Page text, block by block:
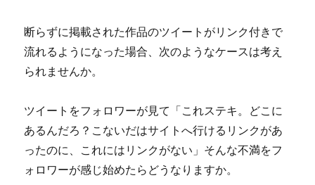
断らずに掲載された作品のツイートがリンク付きで
流れるようになった場合、次のようなケースは考え
られませんか。
ツイートをフォロワーが見て「これステキ。どこに
あるんだろ？こないだはサイトへ行けるリンクがあ
ったのに、これにはリンクがない」そんな不満をフ
ォロワーが感じ始めたらどうなりますか。